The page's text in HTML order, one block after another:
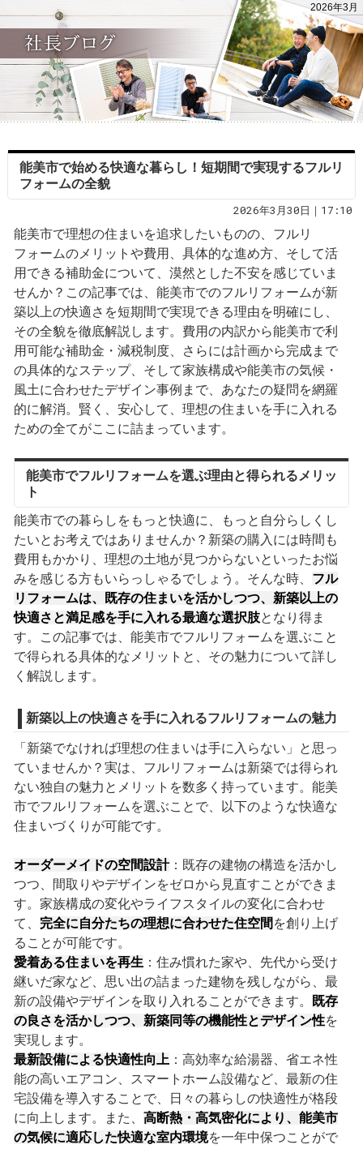
2026年3月
能美市で始める快適な暮らし！短期間で実現するフルリ
フォームの全貌
2026年3月30日｜17:10
能美市で理想の住まいを追求したいものの、フルリ
フォームのメリットや費用、具体的な進め方、そして活
用できる補助金について、漠然とした不安を感じていま
せんか？この記事では、能美市でのフルリフォームが新
築以上の快適さを短期間で実現できる理由を明確にし、
その全貌を徹底解説します。費用の内訳から能美市で利
用可能な補助金・減税制度、さらには計画から完成まで
の具体的なステップ、そして家族構成や能美市の気候・
風土に合わせたデザイン事例まで、あなたの疑問を網羅
的に解消。賢く、安心して、理想の住まいを手に入れる
ための全てがここに詰まっています。
能美市でフルリフォームを選ぶ理由と得られるメリッ
ト
能美市での暮らしをもっと快適に、もっと自分らしくし
たいとお考えではありませんか？新築の購入には時間も
費用もかかり、理想の土地が見つからないといったお悩
みを感じる方もいらっしゃるでしょう。そんな時、 フル
リフォームは、既存の住まいを活かしつつ、新築以上の
快適さと満足感を手に入れる最適な選択肢となり得ま
す。この記事では、能美市でフルリフォームを選ぶこと
で得られる具体的なメリットと、その魅力について詳し
く解説します。
新築以上の快適さを手に入れるフルリフォームの魅力
「新築でなければ理想の住まいは手に入らない」と思っ
ていませんか？実は、フルリフォームは新築では得られ
ない独自の魅力とメリットを数多く持っています。能美
市でフルリフォームを選ぶことで、以下のような快適な
住まいづくりが可能です。
オーダーメイドの空間設計：既存の建物の構造を活かし
つつ、間取りやデザインをゼロから見直すことができま
す。家族構成の変化やライフスタイルの変化に合わせ
て、 完全に自分たちの理想に合わせた住空間 を創り上げ
ることが可能です。
愛着ある住まいを再生 ：住み慣れた家や、先代から受け
継いだ家など、思い出の詰まった建物を残しながら、最
新の設備やデザインを取り入れることができます。
既存
の良さを活かしつつ、新築同等の機能性とデザイン性を
実現します。
最新設備による快適性向上 ：高効率な給湯器、省エネ性
能の高いエアコン、スマートホーム設備など、最新の住
宅設備を導入することで、日々の暮らしの快適性が格段
に向上します。また、 高断熱・高気密化により、能美市
の気候に適応した快適な室内環境を一年中保つことがで